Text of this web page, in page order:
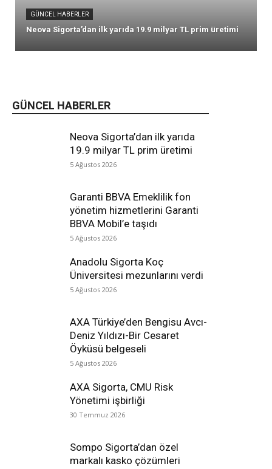
GÜNCEL HABERLER
Neova Sigorta’dan ilk yarıda
19.9 milyar TL prim üretimi
5 Ağustos 2026
Garanti BBVA Emeklilik fon
yönetim hizmetlerini Garanti
BBVA Mobil’e taşıdı
5 Ağustos 2026
Anadolu Sigorta Koç
Üniversitesi mezunlarını verdi
5 Ağustos 2026
AXA Türkiye’den Bengisu Avcı-
Deniz Yıldızı-Bir Cesaret
Öyküsü belgeseli
5 Ağustos 2026
AXA Sigorta, CMU Risk
Yönetimi işbirliği
30 Temmuz 2026
Sompo Sigorta’dan özel
markalı kasko çözümleri
GÜNCEL HABERLER
Neova Sigorta’dan ilk yarıda 19.9 milyar TL prim üretimi